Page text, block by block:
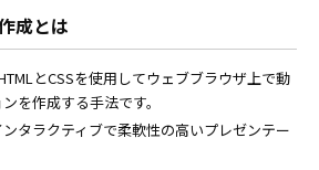
成とは
とCSSを使用してウェブブラウザ上で動
を作成する手法です。
タラクティブで柔軟性の高いプレゼンテー